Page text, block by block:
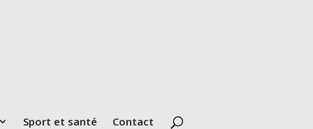
Sport et santé Contact